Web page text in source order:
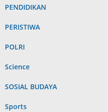
PENDIDIKAN
PERISTIWA
POLRI
Science
SOSIAL BUDAYA
Sports